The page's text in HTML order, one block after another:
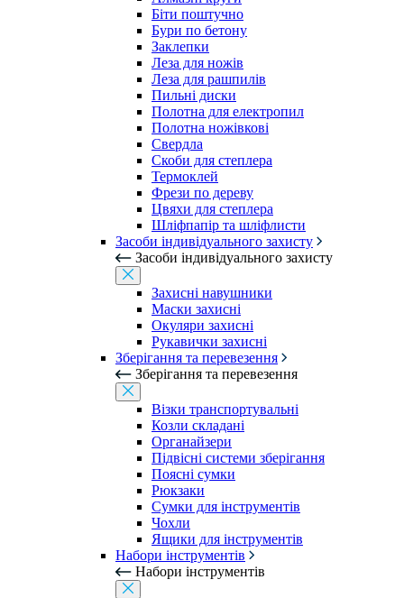
Біти поштучно
Бури по бетону
Заклепки
Леза для ножів
Леза для рашпилів
Пильні диски
Полотна для електропил
Полотна ножівкові
Свердла
Скоби для степлера
Термоклей
Фрези по дереву
Цвяхи для степлера
Шліфпапір та шліфлисти
Засоби індивідуального захисту
Засоби індивідуального захисту
Захисні навушники
Маски захисні
Окуляри захисні
Рукавички захисні
Зберігання та перевезення
Зберігання та перевезення
Візки транспортувальні
Козли складані
Органайзери
Підвісні системи зберігання
Поясні сумки
Рюкзаки
Сумки для інструментів
Чохли
Ящики для інструментів
Набори інструментів
Набори інструментів